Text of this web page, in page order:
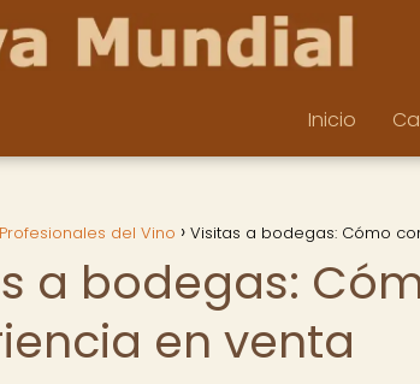
Inicio
Profesionales del Vino Visitas a bodegas: Cómo
a bodegas:
en venta